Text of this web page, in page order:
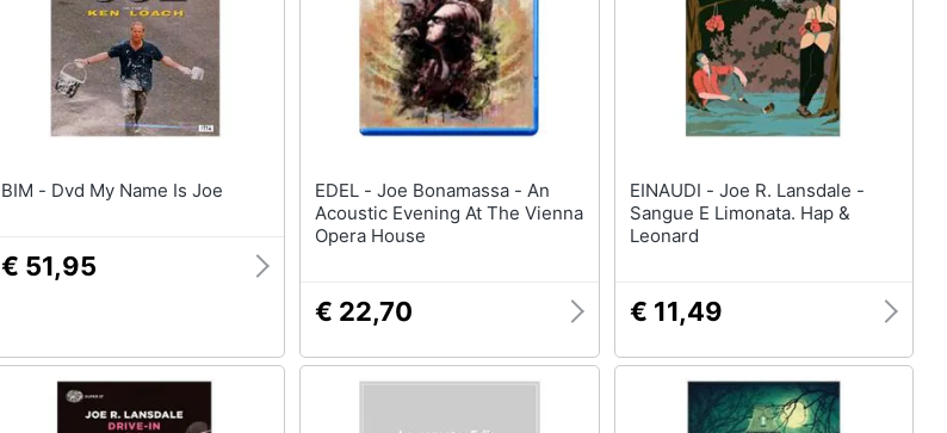
BIM - Dvd My Name Is Joe
€ 51,95
EDEL - Joe Bonamassa - An
Acoustic Evening At The Vienna
Opera House
€ 22,70
EINAUDI - Joe R. Lansdale -
Sangue E Limonata. Hap &
Leonard
€ 11,49